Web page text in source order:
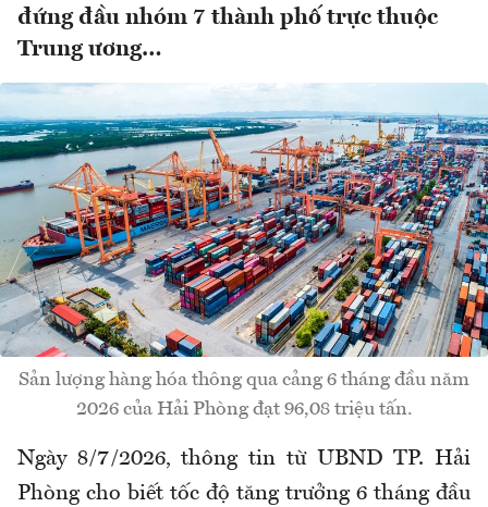
đứng đầu nhóm 7 thành phố trực thuộc
Trung ương…
Sản lượng hàng hóa thông qua cảng 6 tháng đầu năm
2026 của Hải Phòng đạt 96,08 triệu tấn.
Ngày 8/7/2026, thông tin từ UBND TP. Hải
Phòng cho biết tốc độ tăng trưởng 6 tháng đầu